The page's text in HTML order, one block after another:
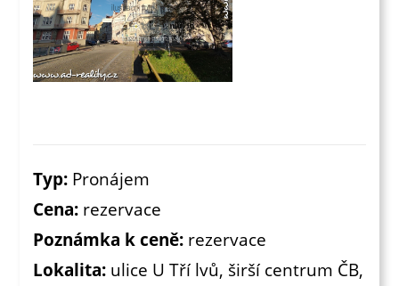
Typ: Pronájem
Cena: rezervace
Poznámka k ceně: rezervace
Lokalita: ulice U Tří lvů, širší centrum ČB,